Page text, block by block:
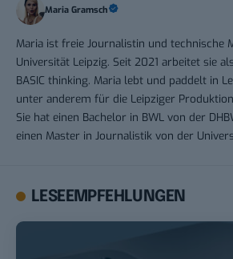
Maria Gramsch
Maria ist freie Journalistin und technische
Universität Leipzig. Seit 2021 arbeitet sie
BASIC thinking. Maria lebt und paddelt in
unter anderem für die Leipziger
Sie hat einen Bachelor in BWL von der
einen Master in Journalistik von der
LESEEMPFEHLUNGEN